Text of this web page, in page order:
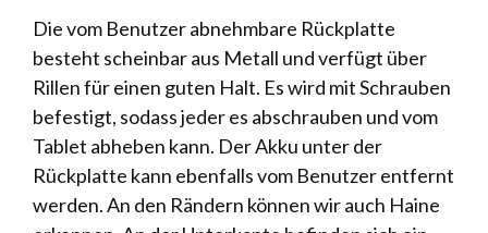
Die vom Benutzer abnehmbare Rückplatte
besteht scheinbar aus Metall und verfügt über
Rillen für einen guten Halt. Es wird mit Schrauben
befestigt, sodass jeder es abschrauben und vom
Tablet abheben kann. Der Akku unter der
Rückplatte kann ebenfalls vom Benutzer entfernt
werden. An den Rändern können wir auch Haine